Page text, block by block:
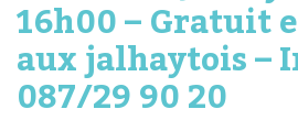
16h00 – Gratuit
aux jalhaytois –
087/29 90 20